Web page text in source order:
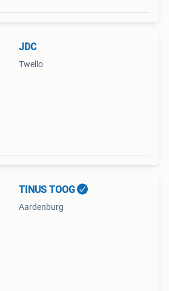
JDC
Twello
TINUS TOOG
Aardenburg